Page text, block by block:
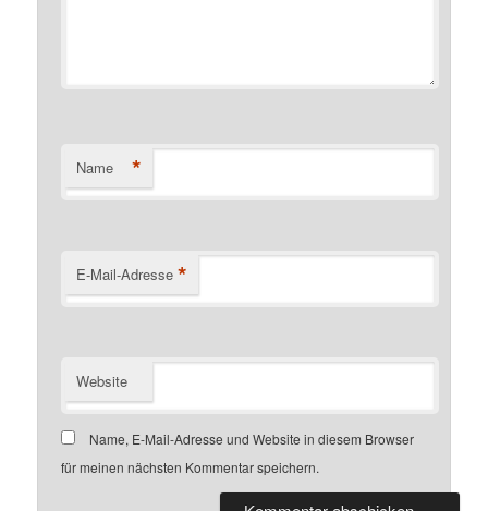
Name *
E-Mail-Adresse *
Website
Name, E-Mail-Adresse und Website in diesem Browser
für meinen nächsten Kommentar speichern.